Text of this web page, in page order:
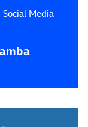
Social Media